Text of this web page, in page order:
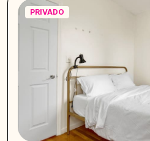
PRIVADO